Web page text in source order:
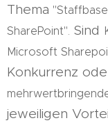
Thema
SharePoint". Sind
Microsoft
Konkurrenz
jeweiligen